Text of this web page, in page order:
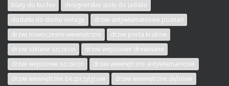
blaty do kuchni
designerskie stoły do jadalni
dodatki do domu vintage
drzwi antywłamaniowe poznań
drzwi nowoczesne wewnętrzne
drzwi porta kraków
drzwi szklane szczecin
drzwi wejściowe drewniane
drzwi wejściowe szczecin
drzwi wewnętrzne antywłamaniowe
drzwi wewnętrzne bezprzylgowe
drzwi wewnętrzne dębowe